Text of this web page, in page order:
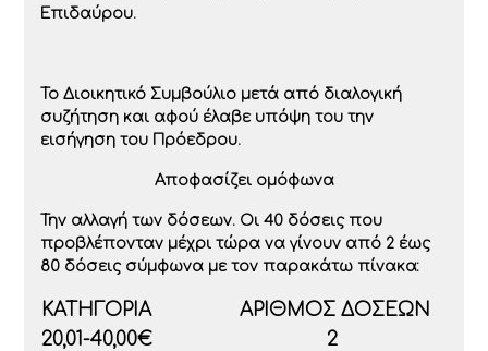
Επιδαύρου.
Το Διοικητικό Συμβούλιο μετά από διαλογική
συζήτηση και αφού έλαβε υπόψη του την
εισήγηση του Πρόεδρου.
Αποφασίζει ομόφωνα
Την αλλαγή των δόσεων. Οι 40 δόσεις που
προβλέπονταν μέχρι τώρα να γίνουν από 2 έως
80 δόσεις σύμφωνα με τον παρακάτω πίνακα:
ΚΑΤΗΓΟΡΙΑ
ΑΡΙΘΜΟΣ ΔΟΣΕΩΝ
20,01-40,00€
2